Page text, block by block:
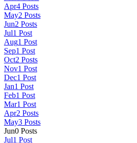
Apr4 Posts
May2 Posts
Jun2 Posts
Jul1 Post
Aug1 Post
Sep1 Post
Oct2 Posts
Nov1 Post
Dec1 Post
Jan1 Post
Feb1 Post
Mar1 Post
Apr2 Posts
May3 Posts
Jun0 Posts
Jul1 Post